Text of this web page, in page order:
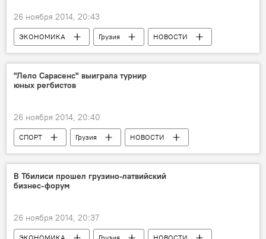
26 ноября 2014, 20:43
ЭКОНОМИКА Грузия НОВОСТИ
"Лело Сарасенс" выиграла турнир
юных регбистов
26 ноября 2014, 20:40
СПОРТ Грузия НОВОСТИ
В Тбилиси прошел грузино-латвийский
бизнес-форум
26 ноября 2014, 20:37